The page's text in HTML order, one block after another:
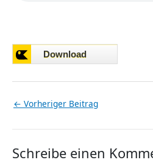
← Vorheriger Beitrag
Schreibe einen